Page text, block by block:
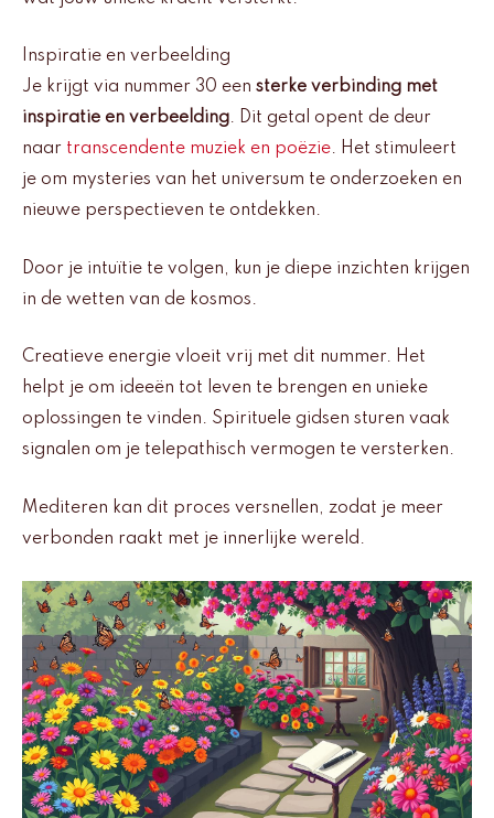
Inspiratie en verbeelding
Je krijgt via nummer 30 een sterke verbinding met
inspiratie en verbeelding. Dit getal opent de deur
naar transcendente muziek en poëzie. Het stimuleert
je om mysteries van het universum te onderzoeken en
nieuwe perspectieven te ontdekken.
Door je intuïtie te volgen, kun je diepe inzichten krijgen
in de wetten van de kosmos.
Creatieve energie vloeit vrij met dit nummer. Het
helpt je om ideeën tot leven te brengen en unieke
oplossingen te vinden. Spirituele gidsen sturen vaak
signalen om je telepathisch vermogen te versterken.
Mediteren kan dit proces versnellen, zodat je meer
verbonden raakt met je innerlijke wereld.